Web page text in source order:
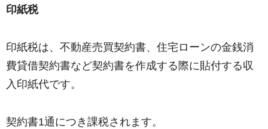
印紙税
印紙税は、不動産売買契約書、住宅ローンの金銭消
費貸借契約書など契約書を作成する際に貼付する収
入印紙代です。
契約書1通につき課税されます。